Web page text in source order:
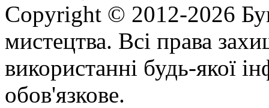
Copyright © 2012-2026
мистецтва. Всі права
використанні будь-якої
обов'язкове.